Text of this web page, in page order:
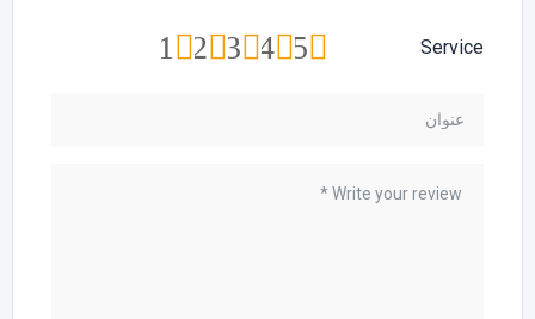
Service
5
4
3
2
1